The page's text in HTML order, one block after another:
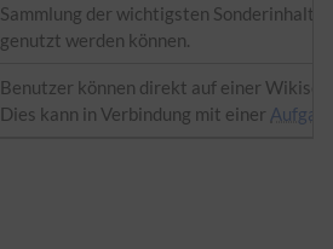
Sammlung der wichtigsten
genutzt werden können.
Benutzer können direkt auf einer
Dies kann in Verbindung mit einer